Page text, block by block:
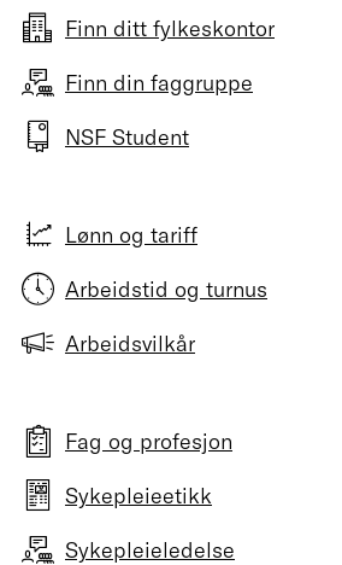
Finn ditt fylkeskontor
Finn din faggruppe
NSF Student
Lønn og tariff
Arbeidstid og turnus
Arbeidsvilkår
Fag og profesjon
Sykepleieetikk
Sykepleieledelse